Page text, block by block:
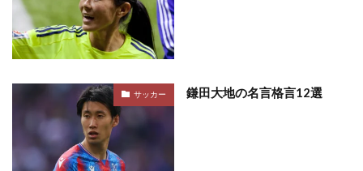
サッカー 鎌田大地の名言格言12選